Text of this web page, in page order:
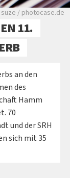
Viele Zeitungen.
suze / photocase.de
11.
an den
des
Hamm
70
und der SRH
sich mit 35